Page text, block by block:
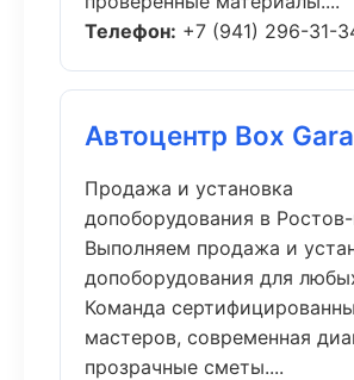
Телефон: +7 (941) 296-31-
Автоцентр Box
Продажа и установка
допоборудования в
Выполняем продажа и
допоборудования для
Команда
мастеров, современная
прозрачные сметы....